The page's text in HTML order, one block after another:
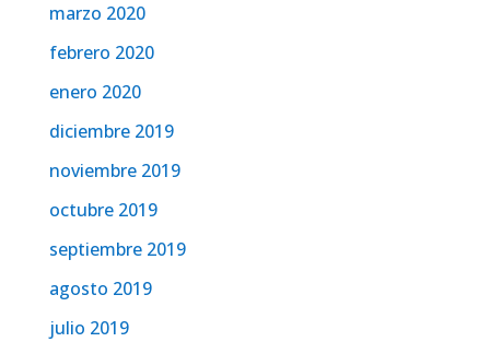
marzo 2020
febrero 2020
enero 2020
diciembre 2019
noviembre 2019
octubre 2019
septiembre 2019
agosto 2019
julio 2019